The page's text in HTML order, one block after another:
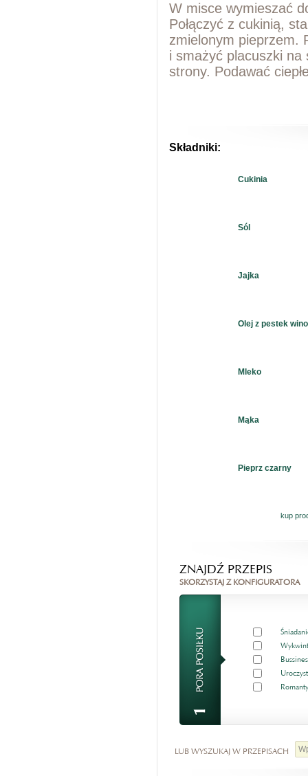
W misce wymieszać
Połączyć z cukinią,
zmielonym pieprzem.
i smażyć placuszki na
strony. Podawać
Składniki:
Cukinia
Sól
Jajka
Olej z pestek
Mleko
Mąka
Pieprz czarny
kup
ZNAJDŹ PRZEPIS
SKORZYSTAJ Z KONFIGURATORA
LUB WYSZUKAJ W PRZEPISACH